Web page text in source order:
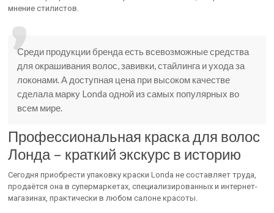
мнение стилистов.
Среди продукции бренда есть всевозможные средства
для окрашивания волос, завивки, стайлинга и ухода за
локонами. А доступная цена при высоком качестве
сделала марку Londa одной из самых популярных во
всем мире.
Профессиональная краска для волос
Лонда – краткий экскурс в историю
Сегодня приобрести упаковку краски Londa не составляет труда,
продаётся она в супермаркетах, специализированных и интернет-
магазинах, практически в любом салоне красоты.